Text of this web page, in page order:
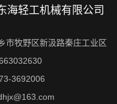
海轻工机械有限公司
市牧野区新汲路秦庄工业区
3692006